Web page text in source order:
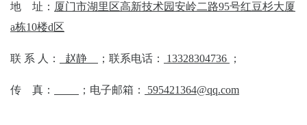
地 址： 厦门市湖里区高新技术园安岭二路95号红豆杉大厦
a栋10楼d区
联 系 人： 赵静 ；联系电话： 13328304736 ；
传 真： ；电子邮箱： 595421364@qq.com